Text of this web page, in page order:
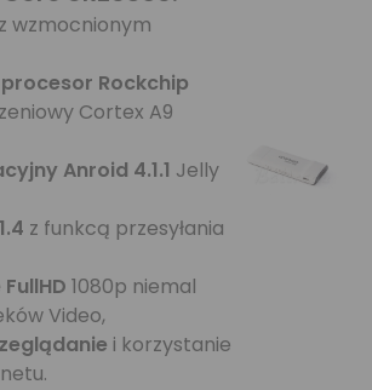
z wzmocnionym
Rockchip
Cortex A9
Anroid 4.1.1 Jelly
z funkcą przesyłania
1080p niemal
Video,
i korzystanie